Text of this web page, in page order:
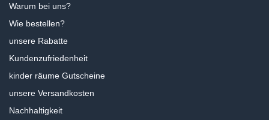
Warum bei uns?
Wie bestellen?
unsere Rabatte
Kundenzufriedenheit
kinder räume Gutscheine
unsere Versandkosten
Nachhaltigkeit